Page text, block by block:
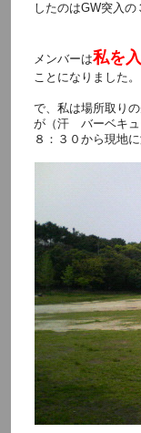
したのはGW突入の
メンバーは私を
ことになりました。
で、私は場所取り
が（汗 バーベキュ
８：３０から現地